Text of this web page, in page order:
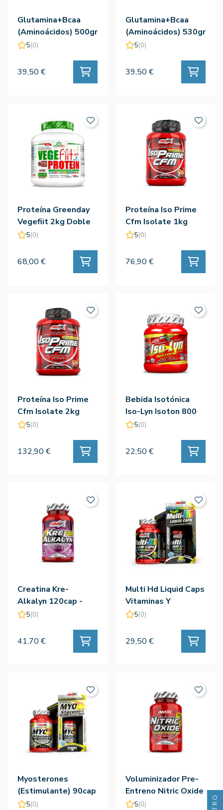
Glutamina+Bcaa
(Aminoácidos) 500gr
Lima-Limon - Amix
5(0)
39,50 €
Glutamina+Bcaa
(Aminoácidos) 530gr
Naranja - Amix
5(0)
39,50 €
Proteína Greenday
Vegefiit 2kg Doble
Choco - Amix
5(0)
68,00 €
Proteína Iso Prime
Cfm Isolate 1kg
Choco - Amix
5(0)
76,90 €
Proteína Iso Prime
Cfm Isolate 2kg
Choco - Amix
5(0)
132,90 €
Bebida Isotónica
Iso-Lyn Isoton 800
Limon - Amix
5(0)
22,50 €
Creatina Kre-
Alkalyn 120cap -
Amix
5(0)
41,70 €
Multi Hd Liquid Caps
Vitaminas Y
Minerales 60cap -
5(0)
29,50 €
Myosterones
(Estimulante) 90cap
- Amix
5(0)
Voluminizador Pre-
Entreno Nitric Oxide
120cap - Amix
5(0)